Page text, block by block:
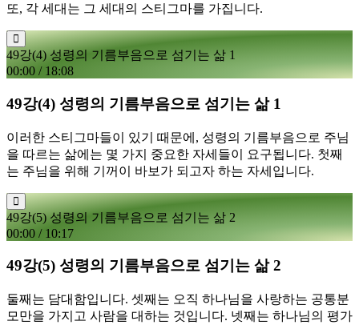
또, 각 세대는 그 세대의 스티그마를 가집니다.
49강(4) 성령의 기름부음으로 섬기는 삶 1
00:00 / 18:08
49강(4) 성령의 기름부음으로 섬기는 삶 1
이러한 스티그마들이 있기 때문에, 성령의 기름부음으로 주님
을 따르는 삶에는 몇 가지 중요한 자세들이 요구됩니다. 첫째
는 주님을 위해 기꺼이 바보가 되고자 하는 자세입니다.
49강(5) 성령의 기름부음으로 섬기는 삶 2
00:00 / 10:17
49강(5) 성령의 기름부음으로 섬기는 삶 2
둘째는 담대함입니다. 셋째는 오직 하나님을 사랑하는 공통분
모만을 가지고 사람을 대하는 것입니다. 넷째는 하나님의 평가